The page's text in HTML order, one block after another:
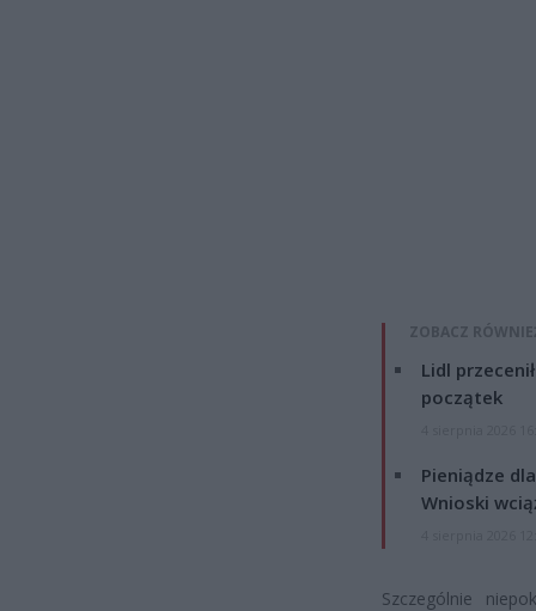
ZOBACZ
Lidl
początek
Pieniądze
Wnioski
Szczególnie